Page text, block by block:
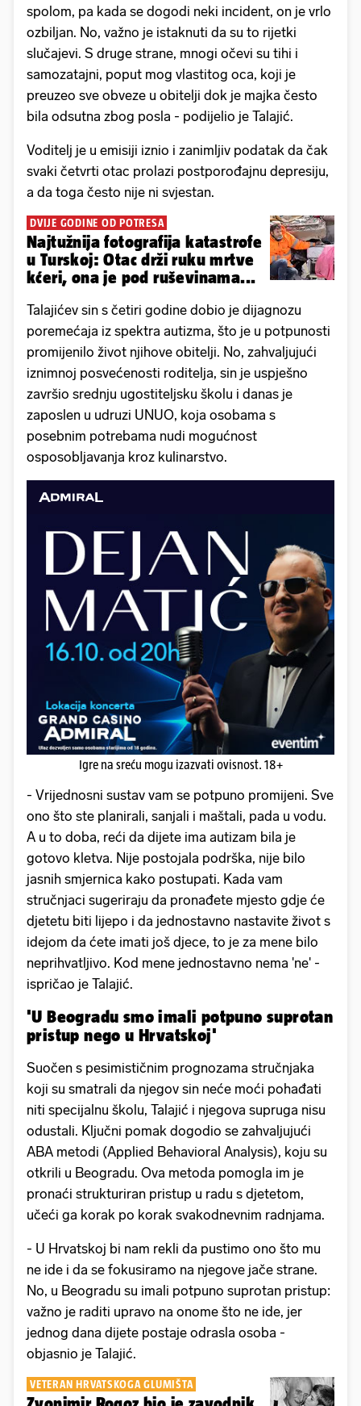
spolom, pa kada se dogodi neki incident, on je vrlo
ozbiljan. No, važno je istaknuti da su to rijetki
slučajevi. S druge strane, mnogi očevi su tihi i
samozatajni, poput mog vlastitog oca, koji je
preuzeo sve obveze u obitelji dok je majka često
bila odsutna zbog posla - podijelio je Talajić.
Voditelj je u emisiji iznio i zanimljiv podatak da čak
svaki četvrti otac prolazi postporođajnu depresiju,
a da toga često nije ni svjestan.
DVIJE GODINE OD POTRESA
Najtužnija fotografija katastrofe
u Turskoj: Otac drži ruku mrtve
kćeri, ona je pod ruševinama...
Talajićev sin s četiri godine dobio je dijagnozu
poremećaja iz spektra autizma, što je u potpunosti
promijenilo život njihove obitelji. No, zahvaljujući
iznimnoj posvećenosti roditelja, sin je uspješno
završio srednju ugostiteljsku školu i danas je
zaposlen u udruzi UNUO, koja osobama s
posebnim potrebama nudi mogućnost
osposobljavanja kroz kulinarstvo.
Igre na sreću mogu izazvati ovisnost. 18+
- Vrijednosni sustav vam se potpuno promijeni. Sve
ono što ste planirali, sanjali i maštali, pada u vodu.
A u to doba, reći da dijete ima autizam bila je
gotovo kletva. Nije postojala podrška, nije bilo
jasnih smjernica kako postupati. Kada vam
stručnjaci sugeriraju da pronađete mjesto gdje će
djetetu biti lijepo i da jednostavno nastavite život s
idejom da ćete imati još djece, to je za mene bilo
neprihvatljivo. Kod mene jednostavno nema 'ne' -
ispričao je Talajić.
'U Beogradu smo imali potpuno suprotan
pristup nego u Hrvatskoj'
Suočen s pesimističnim prognozama stručnjaka
koji su smatrali da njegov sin neće moći pohađati
niti specijalnu školu, Talajić i njegova supruga nisu
odustali. Ključni pomak dogodio se zahvaljujući
ABA metodi (Applied Behavioral Analysis), koju su
otkrili u Beogradu. Ova metoda pomogla im je
pronaći strukturiran pristup u radu s djetetom,
učeći ga korak po korak svakodnevnim radnjama.
- U Hrvatskoj bi nam rekli da pustimo ono što mu
ne ide i da se fokusiramo na njegove jače strane.
No, u Beogradu su imali potpuno suprotan pristup:
važno je raditi upravo na onome što ne ide, jer
jednog dana dijete postaje odrasla osoba -
objasnio je Talajić.
VETERAN HRVATSKOGA GLUMIŠTA